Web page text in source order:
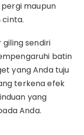
maupun
sendiri
batin
yang Anda tuju
terkena efek
yang
Anda.